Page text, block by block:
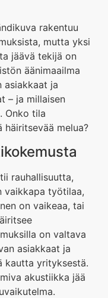
rakentuu
mutta yksi
jäävä tekijä on
äänimaailma
asiakkaat ja
– ja millaisen
Onko tila
häiritsevää melua?
rauhallisuutta,
vaikkapa työtilaa,
on vaikeaa, tai
on valtava
asiakkaat ja
kautta yrityksestä.
akustiikka jää